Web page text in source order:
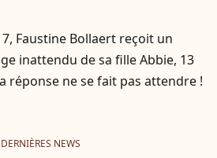
Faustine Bollaert reçoit un
inattendu de sa fille Abbie, 13
réponse ne se fait pas attendre !
DERNIÈRES NEWS